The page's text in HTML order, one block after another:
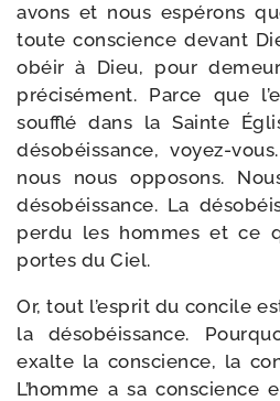
avons et nous espé­rons
toute conscience devant
obéir à Dieu, pour
pré­ci­sé­ment. Parce que
souf­flé dans la Sainte
déso­béis­sance, voyez-​
nous nous oppo­sons.
déso­béis­sance. La
per­du les hommes et ce
portes du Ciel.
Or, tout l’esprit du concile
la déso­béis­sance.
exalte la conscience, la
L’homme a sa conscience